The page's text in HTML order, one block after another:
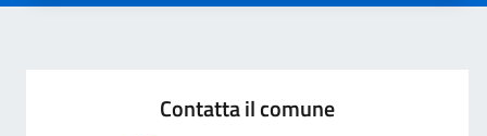
Contatta il comune